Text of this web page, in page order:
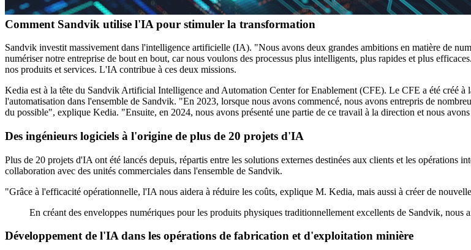
Comment Sandvik utilise l'IA pour stimuler la transformation
Sandvik investit massivement dans l'intelligence artificielle (IA). "Nous avons deux grandes ambitions en matière de
numériser notre entreprise de bout en bout, car nous voulons des processus plus intelligents, plus rapides et plus
nos produits et services. L'IA contribue à ces deux missions.
Kedia est à la tête du Sandvik Artificial Intelligence and Automation Center for Enablement (CFE). Le CFE a été créé
l'automatisation dans l'ensemble de Sandvik. "En 2023, lorsque nous avons commencé, nous avons entrepris de
du possible", explique Kedia. "Ensuite, en 2024, nous avons présenté une partie de ce travail à la direction et nous
Des ingénieurs logiciels à l'origine de plus de 20 projets d'IA
Plus de 20 projets d'IA ont été lancés depuis, répartis entre les solutions externes destinées aux clients et les
collaboration avec des unités commerciales dans l'ensemble de Sandvik.
"Grâce à l'efficacité opérationnelle, l'IA nous aidera à réduire les coûts, explique M. Kedia, mais aussi à créer de
En créant des enveloppes numériques pour les produits physiques traditionnellement excellents de Sandvik, nous
Développement de l'IA dans les opérations de fabrication et d'exploitation minière